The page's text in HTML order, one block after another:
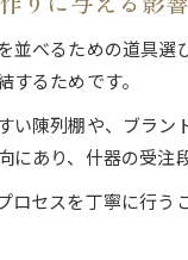
並べるための道具
るためです。
い陳列棚や、ブラ
にあり、什器の受注
ロセスを丁寧に行